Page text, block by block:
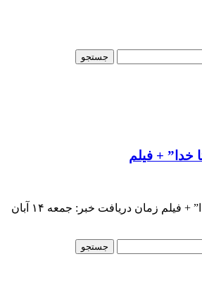
خدا” + فیلم
مستند “از لاک جیغ تا خدا” + فیلم زمان دریافت خبر: جمعه ۱۴ آبان